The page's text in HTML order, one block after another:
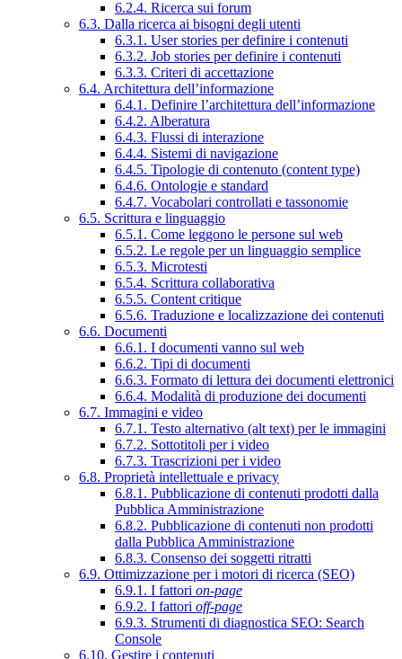
6.2.4. Ricerca sui forum
6.3. Dalla ricerca ai bisogni degli utenti
6.3.1. User stories per definire i contenuti
6.3.2. Job stories per definire i contenuti
6.3.3. Criteri di accettazione
6.4. Architettura dell’informazione
6.4.1. Definire l’architettura dell’informazione
6.4.2. Alberatura
6.4.3. Flussi di interazione
6.4.4. Sistemi di navigazione
6.4.5. Tipologie di contenuto (content type)
6.4.6. Ontologie e standard
6.4.7. Vocabolari controllati e tassonomie
6.5. Scrittura e linguaggio
6.5.1. Come leggono le persone sul web
6.5.2. Le regole per un linguaggio semplice
6.5.3. Microtesti
6.5.4. Scrittura collaborativa
6.5.5. Content critique
6.5.6. Traduzione e localizzazione dei contenuti
6.6. Documenti
6.6.1. I documenti vanno sul web
6.6.2. Tipi di documenti
6.6.3. Formato di lettura dei documenti elettronici
6.6.4. Modalità di produzione dei documenti
6.7. Immagini e video
6.7.1. Testo alternativo (alt text) per le immagini
6.7.2. Sottotitoli per i video
6.7.3. Trascrizioni per i video
6.8. Proprietà intellettuale e privacy
6.8.1. Pubblicazione di contenuti prodotti dalla
Pubblica Amministrazione
6.8.2. Pubblicazione di contenuti non prodotti
dalla Pubblica Amministrazione
6.8.3. Consenso dei soggetti ritratti
6.9. Ottimizzazione per i motori di ricerca (SEO)
6.9.1. I fattori on-page
6.9.2. I fattori off-page
6.9.3. Strumenti di diagnostica SEO: Search
Console
6.10. Gestire i contenuti